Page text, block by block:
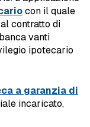
con il quale
contratto di
vanti
ipotecario
a garanzia di
incaricato,